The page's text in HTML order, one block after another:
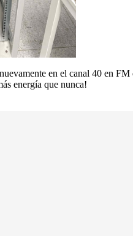
en el canal 40 en
energía que nunca!